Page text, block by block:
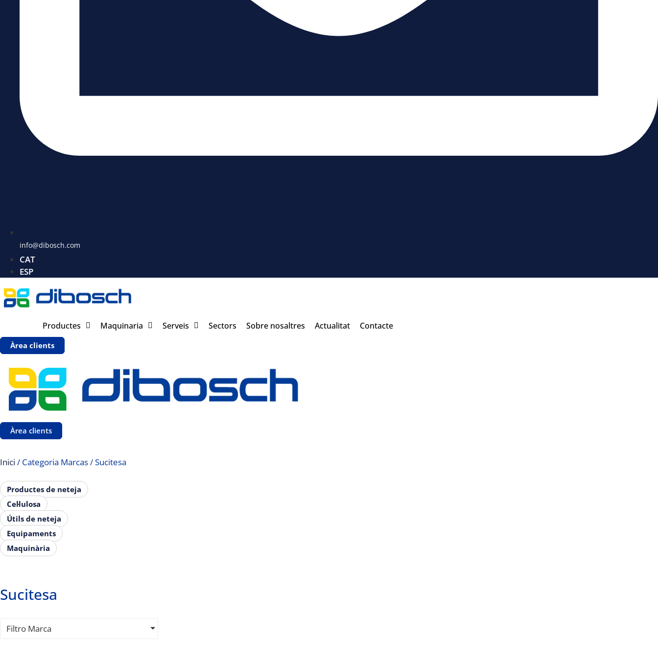
info@dibosch.com
CAT
ESP
Productes Maquinaria Serveis Sectors Sobre nosaltres Actualitat Contacte
Àrea clients
Àrea clients
Inici / Categoria Marcas / Sucitesa
Productes de neteja
Cel·lulosa
Útils de neteja
Equipaments
Maquinària
Sucitesa
Filtro Marca